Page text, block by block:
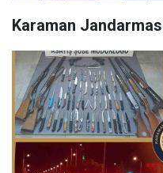
Karaman